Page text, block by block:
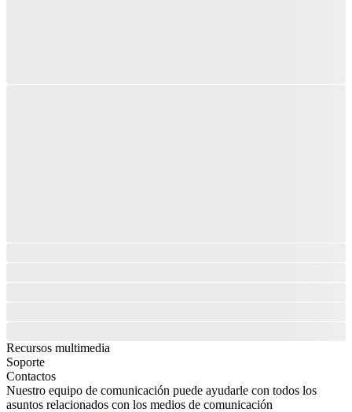
Recursos multimedia
Soporte
Contactos
Nuestro equipo de comunicación puede ayudarle con todos los
asuntos relacionados con los medios de comunicación